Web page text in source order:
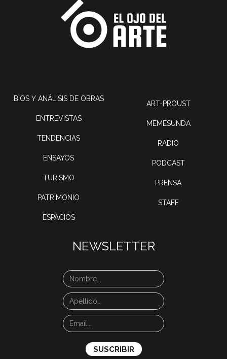
BIOS Y ANÁLISIS DE OBRAS
ENTREVISTAS
TENDENCIAS
ENSAYOS
TURISMO
PATRIMONIO
ESPACIOS
ART-PROUST
MEMESUNDA
RADIO
PODCAST
PRENSA
STAFF
NEWSLETTER